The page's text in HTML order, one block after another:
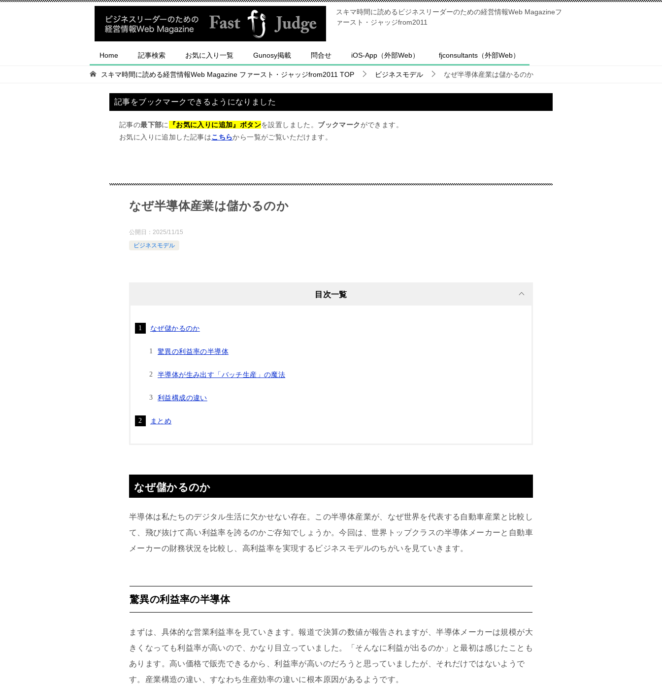
スキマ時間に読めるビジネスリーダーのための経営情報Web Magazineフ
ァースト・ジャッジfrom2011
Home 記事検索 お気に入り一覧 Gunosy掲載 問合せ iOS-App（外部Web） fjconsultants（外部Web）
スキマ時間に読める経営情報Web Magazine ファースト・ジャッジfrom2011 TOP ビジネスモデル なぜ半導体産業は儲かるのか
記事をブックマークできるようになりました
記事の最下部に 『お気に入りに追加』ボタンを設置しました。 ブックマーク ができます。
お気に入りに追加した記事はこちらから一覧がご覧いただけます。
なぜ半導体産業は儲かるのか
公開日： 2025/11/15
ビジネスモデル
目次一覧
なぜ儲かるのか
驚異の利益率の半導体
半導体が生み出す「バッチ生産」の魔法
利益構成の違い
まとめ
なぜ儲かるのか
半導体は私たちのデジタル生活に欠かせない存在。この半導体産業が、なぜ世界を代表する自動車産業と比較し
て、飛び抜けて高い利益率を誇るのかご存知でしょうか。今回は、世界トップクラスの半導体メーカーと自動車
メーカーの財務状況を比較し、高利益率を実現するビジネスモデルのちがいを見ていきます。
驚異の利益率の半導体
まずは、具体的な営業利益率を見ていきます。報道で決算の数値が報告されますが、半導体メーカーは規模が大
きくなっても利益率が高いので、かなり目立っていました。「そんなに利益が出るのか」と最初は感じたことも
あります。高い価格で販売できるから、利益率が高いのだろうと思っていましたが、それだけではないようで
す。産業構造の違い、すなわち生産効率の違いに根本原因があるようです。